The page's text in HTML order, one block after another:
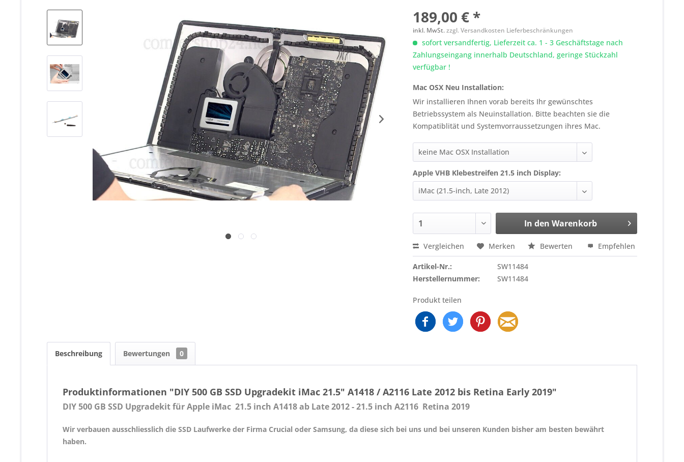
189,00 € *
inkl. MwSt.zzgl. Versandkosten Lieferbeschränkungen
sofort versandfertig, Lieferzeit ca. 1 - 3 Geschäftstage nach
Zahlungseingang innerhalb Deutschland, geringe Stückzahl
verfügbar !
Mac OSX Neu Installation:
Wir installieren Ihnen vorab bereits Ihr gewünschtes
Betriebssystem als Neuinstallation. Bitte beachten sie die
Kompatiblität und Systemvorraussetzungen ihres Mac.
Apple VHB Klebestreifen 21.5 inch Display:
In den Warenkorb
Vergleichen Merken Bewerten Empfehlen
Artikel-Nr.:
SW11484
Herstellernummer:
SW11484
Produkt teilen
Beschreibung Bewertungen 0
Produktinformationen "DIY 500 GB SSD Upgradekit iMac 21.5" A1418 / A2116 Late 2012 bis Retina Early 2019"
DIY 500 GB SSD Upgradekit für Apple iMac 21.5 inch A1418 ab Late 2012 - 21.5 inch A2116 Retina 2019
Wir verbauen ausschliesslich die SSD Laufwerke der Firma Crucial oder Samsung, da diese sich bei uns und bei unseren Kunden bisher am besten bewährt
haben.